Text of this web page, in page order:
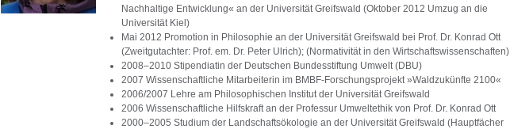
Nachhaltige Entwicklung« an der Universität Greifswald (Oktober 2012 Umzug an die
Universität Kiel)
Mai 2012 Promotion in Philosophie an der Universität Greifswald bei Prof. Dr. Konrad Ott
(Zweitgutachter: Prof. em. Dr. Peter Ulrich); (Normativität in den Wirtschaftswissenschaften)
2008–2010 Stipendiatin der Deutschen Bundesstiftung Umwelt (DBU)
2007 Wissenschaftliche Mitarbeiterin im BMBF-Forschungsprojekt »Waldzukünfte 2100«
2006/2007 Lehre am Philosophischen Institut der Universität Greifswald
2006 Wissenschaftliche Hilfskraft an der Professur Umweltethik von Prof. Dr. Konrad Ott
2000–2005 Studium der Landschaftsökologie an der Universität Greifswald (Hauptfächer